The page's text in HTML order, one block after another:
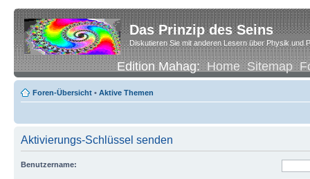
Das Prinzip des Seins
Diskutieren Sie mit anderen Lesern über Physik und
Edition Mahag:Home Sitemap
Foren-Übersicht • Aktive Themen
Aktivierungs-Schlüssel senden
Benutzername: